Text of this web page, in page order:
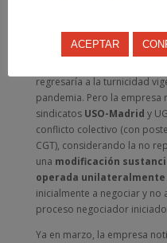
La situación se prolongó
regresaría a la turnicidad
pandemia. Pero la
sindicatos USO-Madrid y
conflicto colectivo (con
CGT), considerando la no
una modificación
operada unilateralmente
inicialmente a negociar y no
proceso negociador
Ya en marzo, la empresa
ACEPTAR